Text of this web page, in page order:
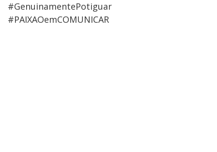
#GenuinamentePotiguar
#PAIXAOemCOMUNICAR